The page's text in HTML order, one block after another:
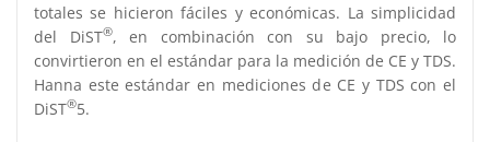
totales se hicieron fáciles y económicas. La simplicidad
del DiST®, en combinación con su bajo precio, lo
convirtieron en el estándar para la medición de CE y TDS.
Hanna este estándar en mediciones de CE y TDS con el
DiST®5.